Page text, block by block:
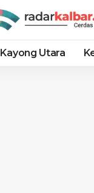
Kayong Utara